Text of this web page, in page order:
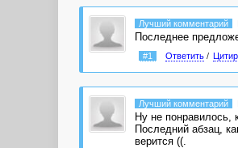
Лучший комментарий
Последнее
#1 Ответить/
Лучший комментарий
Ну не понравилось,
Последний абзац,
верится ((.